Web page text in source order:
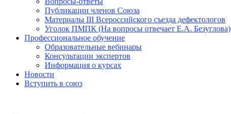
Публикации членов Союза
Материалы III Всероссийского съезда дефектологов
Уголок ПМПК (На вопросы отвечает Е.А. Безуглова)
Профессиональное обучение
Образовательные вебинары
Консультации экспертов
Информация о курсах
Новости
Вступить в союз